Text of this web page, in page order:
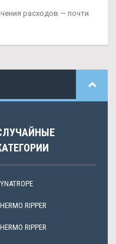
расходов — почти
RIPPER
RIPPER